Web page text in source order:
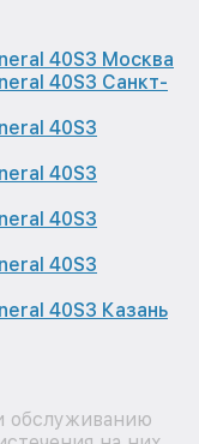
40S3 Москва
40S3 Санкт-
40S3
40S3
40S3
40S3
40S3 Казань
обслуживанию